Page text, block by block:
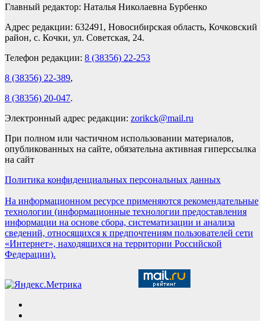
Главный редактор: Наталья Николаевна Бурбенко
Адрес редакции: 632491, Новосибирская область, Кочковский
район, с. Кочки, ул. Советская, 24.
Телефон редакции: 8 (38356) 22-253
8 (38356) 22-389,
8 (38356) 20-047.
Электронный адрес редакции: zorikck@mail.ru
При полном или частичном использовании материалов,
опубликованных на сайте, обязательна активная гиперссылка
на сайт
Политика конфиденциальных персональных данных
На информационном ресурсе применяются рекомендательные
технологии (информационные технологии предоставления
информации на основе сбора, систематизации и анализа
сведений, относящихся к предпочтениям пользователей сети
«Интернет», находящихся на территории Российской
Федерации).